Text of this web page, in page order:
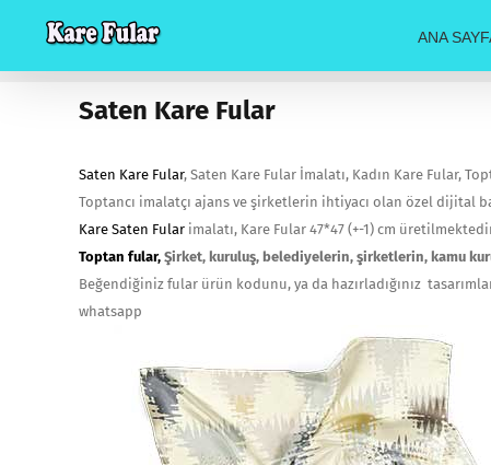
content
ANA
Saten Kare Fular
Saten Kare Fular, Saten Kare Fular İmalatı, Kadın Kare Fular,
Toptancı imalatçı ajans ve şirketlerin ihtiyacı olan özel dijital
Kare Saten Fular imalatı, Kare Fular 47*47 (+-1) cm
Toptan fular, Şirket, kuruluş, belediyelerin, şirketlerin, kamu
Beğendiğiniz fular ürün kodunu, ya da hazırladığınız
whatsapp